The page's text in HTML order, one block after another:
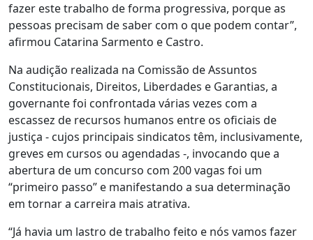
fazer este trabalho de forma progressiva, porque as
pessoas precisam de saber com o que podem contar”,
afirmou Catarina Sarmento e Castro.
Na audição realizada na Comissão de Assuntos
Constitucionais, Direitos, Liberdades e Garantias, a
governante foi confrontada várias vezes com a
escassez de recursos humanos entre os oficiais de
justiça - cujos principais sindicatos têm, inclusivamente,
greves em cursos ou agendadas -, invocando que a
abertura de um concurso com 200 vagas foi um
“primeiro passo” e manifestando a sua determinação
em tornar a carreira mais atrativa.
“Já havia um lastro de trabalho feito e nós vamos fazer